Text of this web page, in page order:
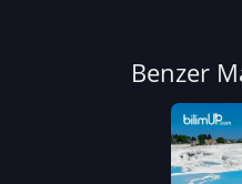
Benzer